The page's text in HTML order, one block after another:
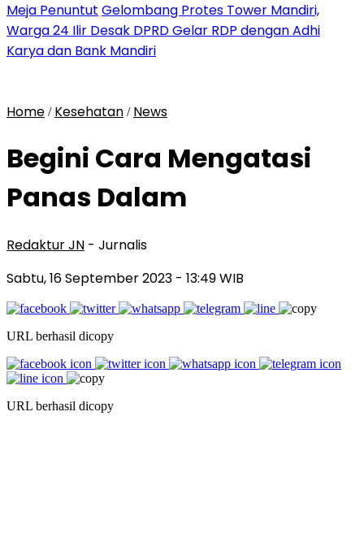
Meja Penuntut Gelombang Protes Tower Mandiri,
Warga 24 Ilir Desak DPRD Gelar RDP dengan Adhi
Karya dan Bank Mandiri
Home / Kesehatan / News
Begini Cara Mengatasi
Panas Dalam
Redaktur JN - Jurnalis
Sabtu, 16 September 2023 - 13:49 WIB
URL berhasil dicopy
URL berhasil dicopy